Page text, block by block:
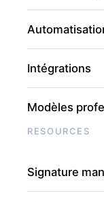
Intégrations
Modèles
RESOURCES
Signature